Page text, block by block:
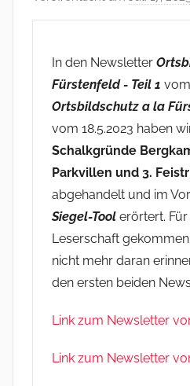
In den Newsletter
Fürstenfeld - Teil 1
Ortsbildschutz a la
vom 18.5.2023 haben
Schalkgründe
Parkvillen und 3.
abgehandelt und im
Siegel-Tool erörtert.
Leserschaft
nicht mehr daran
den ersten beiden
Link zum Newsletter
Link zum Newsletter